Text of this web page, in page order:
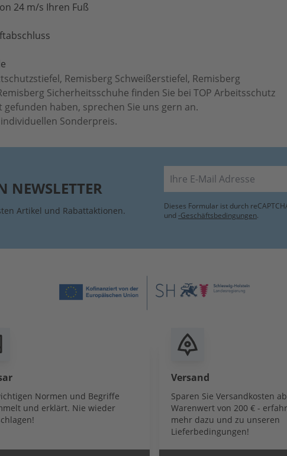
24 m/s Ihren Fuß
Remisberg Schweißerstiefel, Remisberg
Sicherheitsschuhe finden Sie bei TOP Arbeitsschutz
haben, sprechen Sie uns gern an.
Sonderpreis.
NEWSLETTER
Artikel und Rabattaktionen.
E-Mail
Dieses Formular ist durch
und -Geschäftsbedingungen.
Normen und Begriffe
und erklärt. Nie wieder
Versand
Sparen Sie Versandkosten
Warenwert von 200 € -
mehr dazu und zu unseren
Lieferbedingungen!